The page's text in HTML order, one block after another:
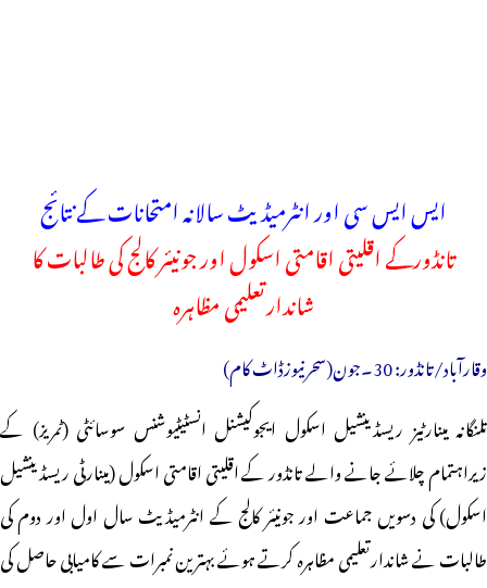
ایس ایس سی اور انٹرمیڈیٹ سالانہ امتحانات کے نتائج
تانڈورکے اقلیتی اقامتی اسکول اور جونیئر کالج کی طالبات کا
شاندارتعلیمی مظاہرہ
وقارآباد/تانڈور: 30۔جون(سحرنیوزڈاٹ کام)
تلنگانہ مینارٹیز ریسڈینشیل اسکول ایجوکیشنل انسٹیٹیوشنس سوسائٹی (ٹمریز) کے
زیراہتمام چلائے جانے والے تانڈور کے اقلیتی اقامتی اسکول (مینارٹی ریسڈینشیل
اسکول) کی دسویں جماعت اور جونیئر کالج کے انٹرمیڈیٹ سال اول اور دوم کی
طالبات نے شاندارتعلیمی مظاہرہ کرتے ہوئے بہترین نمبرات سے کامیابی حاصل کی